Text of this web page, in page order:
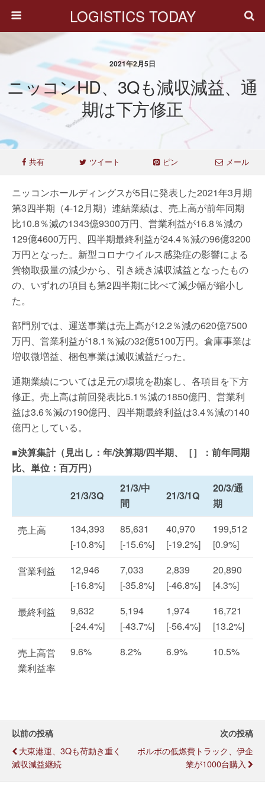
LOGISTICS TODAY
2021年2月5日
ニッコンHD、3Qも減収減益、通
期は下方修正
共有 ツイート ピン メール
ニッコンホールディングスが5日に発表した2021年3月期
第3四半期（4-12月期）連結業績は、売上高が前年同期
比10.8％減の1343億9300万円、営業利益が16.8％減の
129億4600万円、四半期最終利益が24.4％減の96億3200
万円となった。新型コロナウイルス感染症の影響による
貨物取扱量の減少から、引き続き減収減益となったもの
の、いずれの項目も第2四半期に比べて減少幅が縮小し
た。
部門別では、運送事業は売上高が12.2％減の620億7500
万円、営業利益が18.1％減の32億5100万円。倉庫事業は
増収微増益、梱包事業は減収減益だった。
通期業績については足元の環境を勘案し、各項目を下方
修正。売上高は前回発表比5.1％減の1850億円、営業利
益は3.6％減の190億円、四半期最終利益は3.4％減の140
億円としている。
■決算集計（見出し：年/決算期/四半期、［］：前年同期
比、単位：百万円）
21/3/3Q
21/3/中
間
21/3/1Q
20/3/通
期
売上高
134,393
[-10.8%]
85,631
[-15.6%]
40,970
[-19.2%]
199,512
[0.9%]
営業利益
12,946
[-16.8%]
7,033
[-35.8%]
2,839
[-46.8%]
20,890
[4.3%]
最終利益
9,632
[-24.4%]
5,194
[-43.7%]
1,974
[-56.4%]
16,721
[13.2%]
売上高営
業利益率
9.6% 8.2% 6.9% 10.5%
以前の投稿
大東港運、3Qも荷動き重く
減収減益継続
次の投稿
ボルボの低燃費トラック、伊企
業が1000台購入